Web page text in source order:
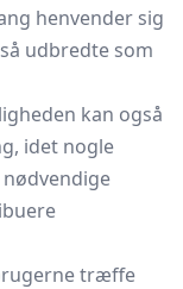
henvender sig
udbredte som
kan også
idet nogle
træffe